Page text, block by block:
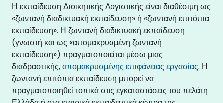
Η εκπαίδευση Διοικητικής Λογιστικής είναι διαθέσιμη ως
«ζωντανή διαδικτυακή εκπαίδευση» ή «ζωντανή επιτόπια
εκπαίδευση». Η ζωντανή διαδικτυακή εκπαίδευση
(γνωστή και ως «απομακρυσμένη ζωντανή
εκπαίδευση») πραγματοποιείται μέσω μιας
διαδραστικής,απομακρυσμένης επιφάνειας εργασίας. Η
ζωντανή επιτόπια εκπαίδευση μπορεί να
πραγματοποιηθεί τοπικά στις εγκαταστάσεις του πελάτη